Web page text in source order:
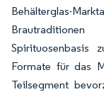
Behälterglas-
Spirituosenbasis
Formate für das
Teilsegment